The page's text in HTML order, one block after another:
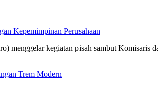
Kepemimpinan Perusahaan
kegiatan pisah sambut